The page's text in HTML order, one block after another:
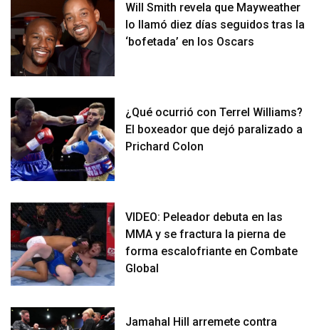
Will Smith revela que Mayweather
lo llamó diez días seguidos tras la
‘bofetada’ en los Oscars
¿Qué ocurrió con Terrel Williams?
El boxeador que dejó paralizado a
Prichard Colon
VIDEO: Peleador debuta en las
MMA y se fractura la pierna de
forma escalofriante en Combate
Global
Jamahal Hill arremete contra